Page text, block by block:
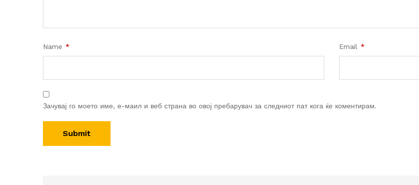
Name * Email *
Зачувај го моето име, е-маил и веб страна во овој пребарувач за следниот пат кога ќе коментирам.